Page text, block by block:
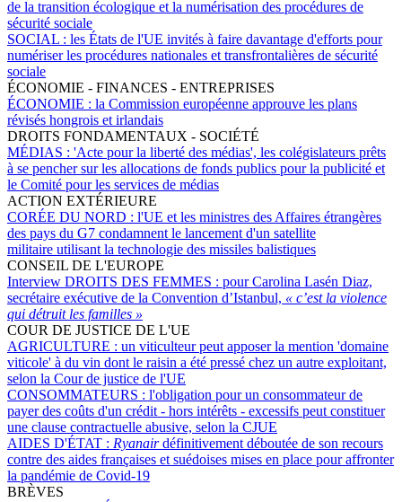
de la transition écologique et la numérisation des procédures de
sécurité sociale
SOCIAL : les États de l'UE invités à faire davantage d'efforts pour
numériser les procédures nationales et transfrontalières de sécurité
sociale
ÉCONOMIE - FINANCES - ENTREPRISES
ÉCONOMIE : la Commission européenne approuve les plans
révisés hongrois et irlandais
DROITS FONDAMENTAUX - SOCIÉTÉ
MÉDIAS : 'Acte pour la liberté des médias', les colégislateurs prêts
à se pencher sur les allocations de fonds publics pour la publicité et
le Comité pour les services de médias
ACTION EXTÉRIEURE
CORÉE DU NORD : l'UE et les ministres des Affaires étrangères
des pays du G7 condamnent le lancement d'un satellite
militaire utilisant la technologie des missiles balistiques
CONSEIL DE L'EUROPE
Interview DROITS DES FEMMES : pour Carolina Lasén Diaz,
secrétaire exécutive de la Convention d’Istanbul, « c’est la violence
qui détruit les familles »
COUR DE JUSTICE DE L'UE
AGRICULTURE : un viticulteur peut apposer la mention 'domaine
viticole' à du vin dont le raisin a été pressé chez un autre exploitant,
selon la Cour de justice de l'UE
CONSOMMATEURS : l'obligation pour un consommateur de
payer des coûts d'un crédit - hors intérêts - excessifs peut constituer
une clause contractuelle abusive, selon la CJUE
AIDES D'ÉTAT : Ryanairdéfinitivement déboutée de son recours
contre des aides françaises et suédoises mises en place pour affronter
la pandémie de Covid-19
BRÈVES